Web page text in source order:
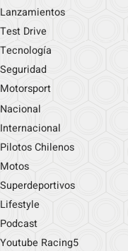
Lanzamientos
Test Drive
Tecnología
Seguridad
Motorsport
Nacional
Internacional
Pilotos Chilenos
Motos
Superdeportivos
Lifestyle
Podcast
Youtube Racing5